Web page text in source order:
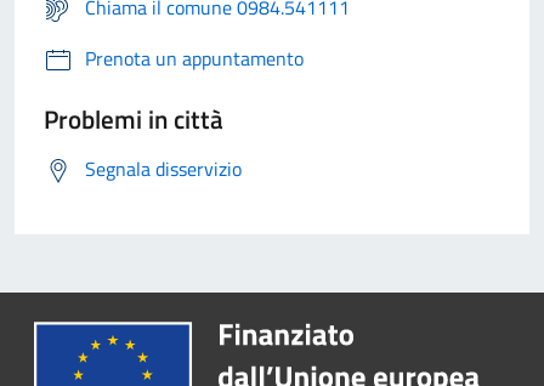
Chiama il comune 0984.541111
Prenota un appuntamento
Problemi in città
Segnala disservizio